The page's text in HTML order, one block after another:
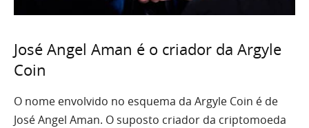
José Angel Aman é o criador da Argyle
Coin
O nome envolvido no esquema da Argyle Coin é de
José Angel Aman. O suposto criador da criptomoeda